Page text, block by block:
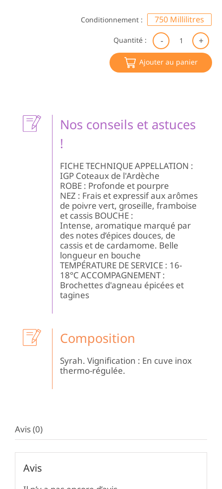
Conditionnement : 750 Millilitres
Quantité :
Ajouter au panier
Nos conseils et astuces
!
FICHE TECHNIQUE APPELLATION :
IGP Coteaux de l'Ardèche
ROBE : Profonde et pourpre
NEZ : Frais et expressif aux arômes
de poivre vert, groseille, framboise
et cassis BOUCHE :
Intense, aromatique marqué par
des notes d’épices douces, de
cassis et de cardamome. Belle
longueur en bouche
TEMPÉRATURE DE SERVICE : 16-
18°C ACCOMPAGNEMENT :
Brochettes d'agneau épicées et
tagines
Composition
Syrah. Vignification : En cuve inox
thermo-régulée.
Avis (0)
Avis